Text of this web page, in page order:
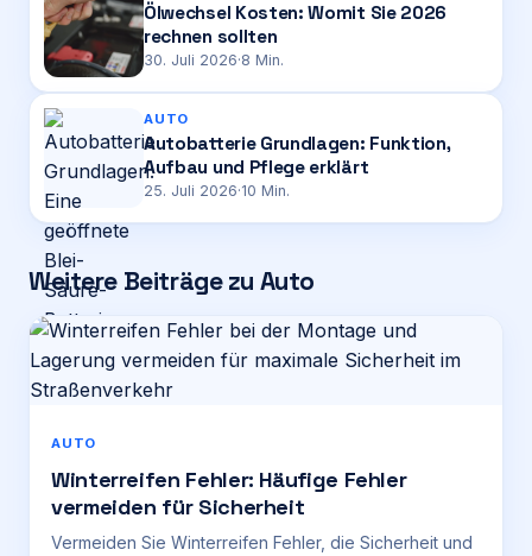
Ölwechsel Kosten: Womit Sie 2026
rechnen sollten
30. Juli 2026·8 Min.
AUTO
Autobatterie Grundlagen: Funktion,
Aufbau und Pflege erklärt
25. Juli 2026·10 Min.
Weitere Beiträge zu Auto
AUTO
Winterreifen Fehler: Häufige Fehler
vermeiden für Sicherheit
Vermeiden Sie Winterreifen Fehler, die Sicherheit und